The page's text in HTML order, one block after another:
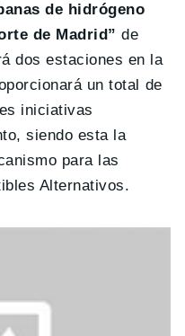
de hidrógeno
de Madrid” de
dos estaciones en la
un total de
iniciativas
siendo esta la
para las
Alternativos.